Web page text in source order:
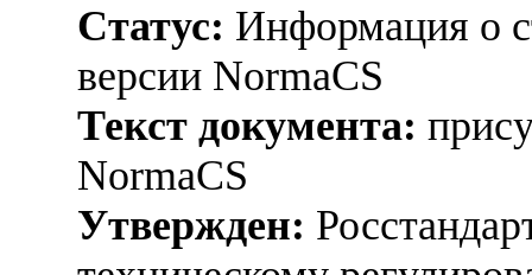
Статус: Информация о
версии NormaCS
Текст документа:
NormaCS
Утвержден: